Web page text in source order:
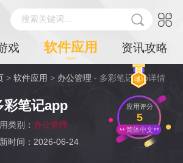
搜索关键词...
戏 软件应用 资讯攻略
>软件应用 > 办公管理 - 多彩笔记app详情
彩笔记app
类别： 办公管理
时间：2026-06-24
应用评分
5
简体中文